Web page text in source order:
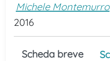
Michele Montemurro
2016
Scheda breve